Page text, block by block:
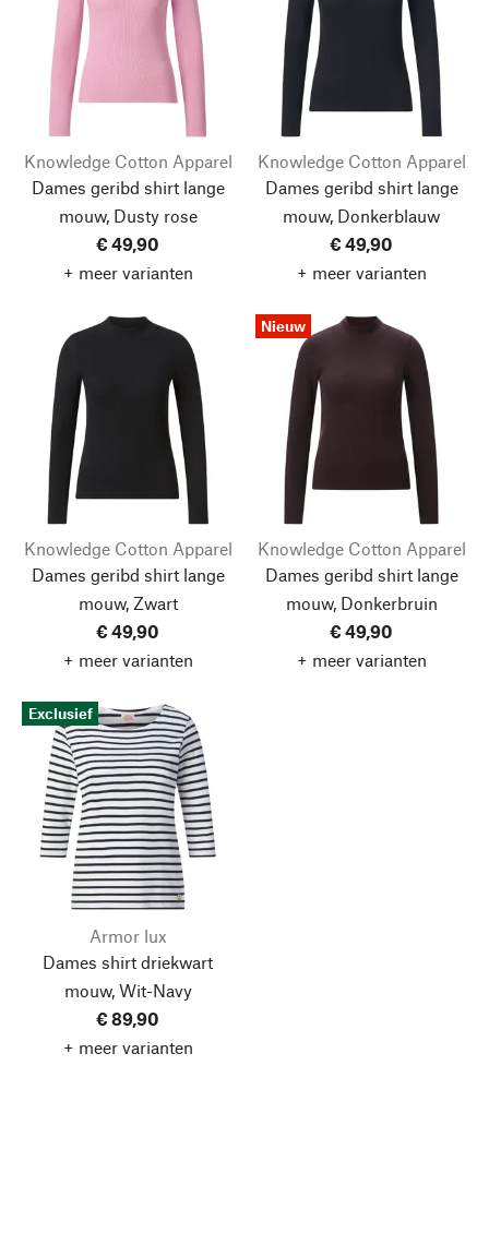
Knowledge Cotton Apparel
Dames geribd shirt lange
mouw, Dusty rose
€ 49,90
+ meer varianten
Knowledge Cotton Apparel
Dames geribd shirt lange
mouw, Donkerblauw
€ 49,90
+ meer varianten
Knowledge Cotton Apparel
Dames geribd shirt lange
mouw, Zwart
€ 49,90
+ meer varianten
Nieuw
Knowledge Cotton Apparel
Dames geribd shirt lange
mouw, Donkerbruin
€ 49,90
+ meer varianten
Exclusief
Armor lux
Dames shirt driekwart
mouw, Wit-Navy
€ 89,90
+ meer varianten